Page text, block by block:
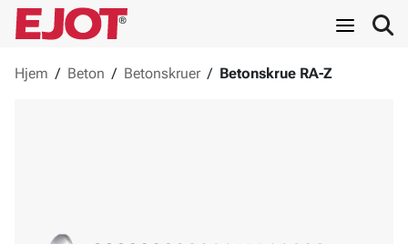
Hjem / Beton / Betonskruer / Betonskrue RA-Z